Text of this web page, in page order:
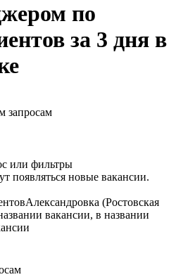
по
за 3 дня в
запросам
или фильтры
появляться новые вакансии.
Александровка (Ростовская
вакансии, в названии